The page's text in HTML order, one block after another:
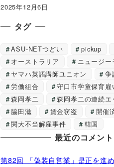
2025年12月6日
タグ
ASU-NETつどい pickup
オーストラリア
ニュージー
ヤマハ英語講師ユニオン
争
労働組合
守口市学童保育雇
森岡孝二
森岡孝二の連続エ
脇田滋
賃金窃盗
開催
関大不当解雇事件
韓国
最近のコメント
第82回 「偽装自営業」是正を進